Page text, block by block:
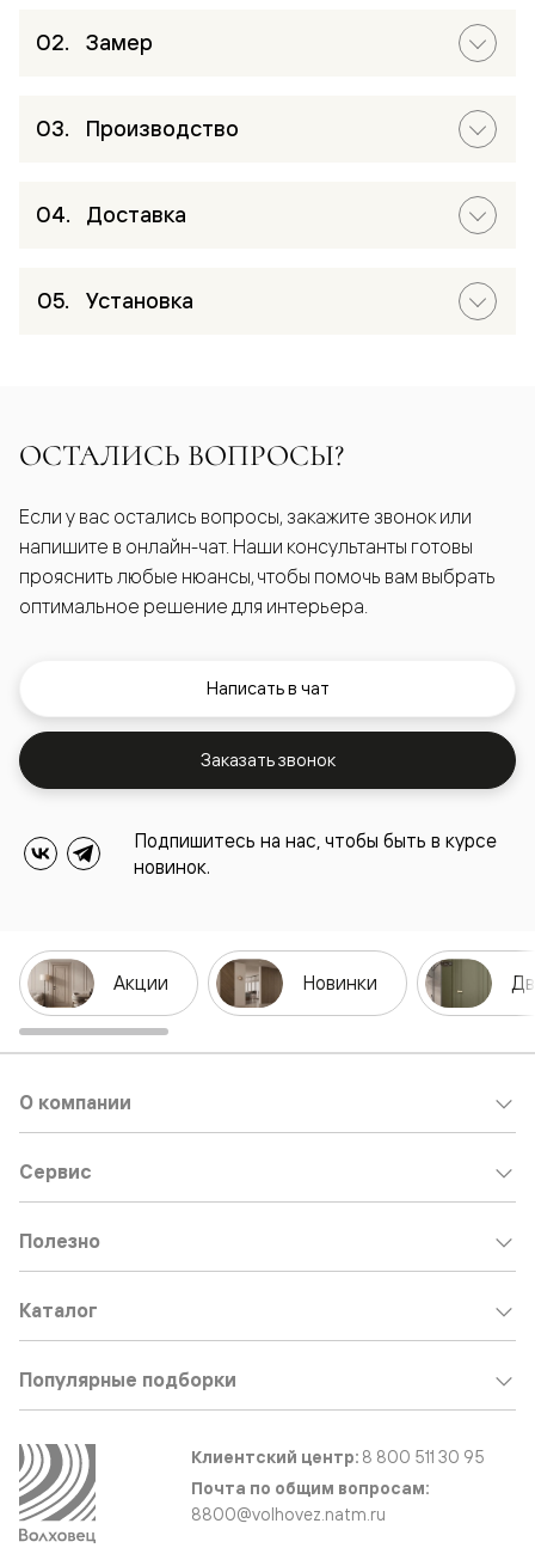
Замер
Производство
Доставка
Установка
ОСТАЛИСЬ ВОПРОСЫ?
Если у вас остались вопросы, закажите звонок или
напишите в онлайн-чат. Наши консультанты готовы
прояснить любые нюансы, чтобы помочь вам выбрать
оптимальное решение для интерьера.
Написать в чат
Заказать звонок
Подпишитесь на нас, чтобы быть в курсе
новинок.
Акции Новинки
О компании
Сервис
Полезно
Каталог
Популярные подборки
Клиентский центр: 8 800 511 30 95
Почта по общим вопросам:
8800@volhovez.natm.ru